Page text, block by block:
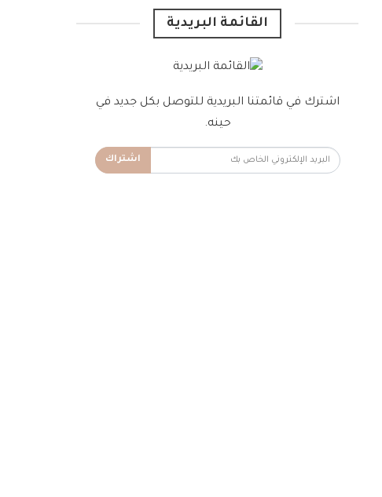
القائمة البريدية
اشترك في قائمتنا البريدية للتوصل بكل جديد في
حينه.
اشتراك